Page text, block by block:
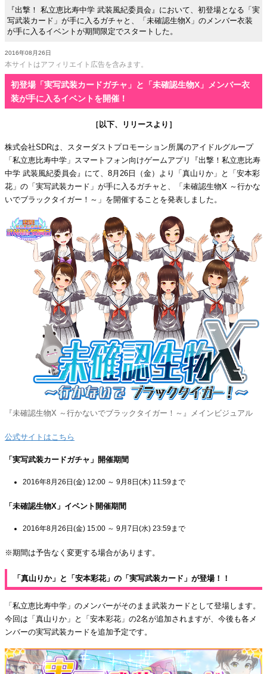
『出撃！ 私立恵比寿中学 武装風紀委員会』において、初登場となる「実
写武装カード」が手に入るガチャと、「未確認生物X」のメンバー衣装
が手に入るイベントが期間限定でスタートした。
2016年08月26日
本サイトはアフィリエイト広告を含みます。
初登場「実写武装カードガチャ」と「未確認生物X」メンバー衣
装が手に入るイベントを開催！
［以下、リリースより］
株式会社SDRは、スターダストプロモーション所属のアイドルグループ
「私立恵比寿中学」スマートフォン向けゲームアプリ『出撃！私立恵比寿
中学 武装風紀委員会』にて、8月26日（金）より「真山りか」と「安本彩
花」の「実写武装カード」が手に入るガチャと、「未確認生物X ～行かな
いでブラックタイガー！～」を開催することを発表しました。
『未確認生物X ～行かないでブラックタイガー！～』メインビジュアル
公式サイトはこちら
「実写武装カードガチャ」開催期間
2016年8月26日(金) 12:00 ～ 9月8日(木) 11:59まで
「未確認生物X」イベント開催期間
2016年8月26日(金) 15:00 ～ 9月7日(水) 23:59まで
※期間は予告なく変更する場合があります。
「真山りか」と「安本彩花」の「実写武装カード」が登場！！
「私立恵比寿中学」のメンバーがそのまま武装カードとして登場します。
今回は「真山りか」と「安本彩花」の2名が追加されますが、今後も各メ
ンバーの実写武装カードを追加予定です。